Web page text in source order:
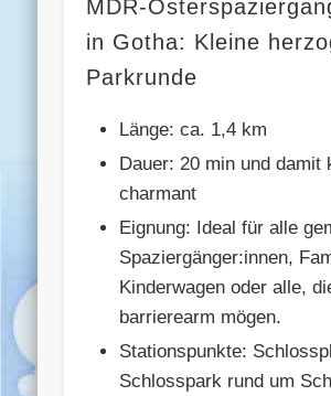
MDR-
in Gotha: Kleine
Parkrunde
Länge: ca. 1,4 km
Dauer: 20 min und damit
charmant
Eignung: Ideal für alle
Spaziergänger:innen,
Kinderwagen oder alle,
barrierearm mögen.
Stationspunkte:
Schlosspark rund um